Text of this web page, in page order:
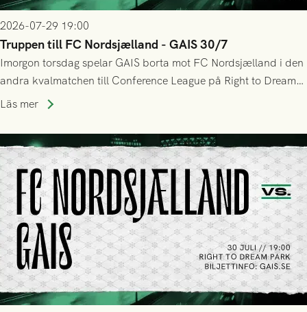
2026-07-29 19:00
Truppen till FC Nordsjælland - GAIS 30/7
Imorgon torsdag spelar GAIS borta mot FC Nordsjælland i den
andra kvalmatchen till Conference League på Right to Dream
Park! Fredrik Holmberg och ledarstaben har tagit ut följande
Läs mer